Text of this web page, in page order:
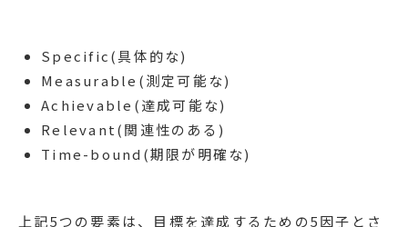
Specific(具体的な)
Measurable(測定可能な)
Achievable(達成可能な)
Relevant(関連性のある)
Time-bound(期限が明確な)
上記5つの要素は、目標を達成するための5因子とさ